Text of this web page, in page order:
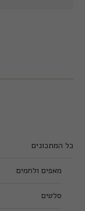
כל המתכונים
מאפים ולחמים
סלטים